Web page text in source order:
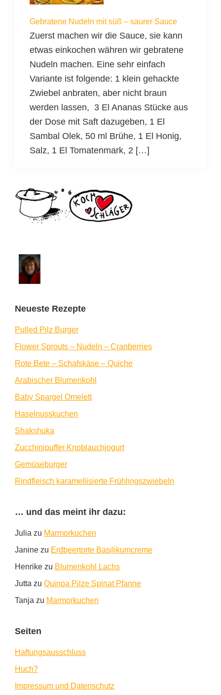
Gebratene Nudeln mit süß – saurer Sauce
Zuerst machen wir die Sauce, sie kann
etwas einkochen währen wir gebratene
Nudeln machen. Eine sehr einfach
Variante ist folgende: 1 klein gehackte
Zwiebel anbraten, aber nicht braun
werden lassen, 3 El Ananas Stücke aus
der Dose mit Saft dazugeben, 1 El
Sambal Olek, 50 ml Brühe, 1 El Honig,
Salz, 1 El Tomatenmark, 2 […]
Seitenspalte
Neueste Rezepte
Pulled Pilz Burger
Flower Sprouts – Nudeln – Cranberries
Rote Bete – Schafskäse – Quiche
Arabischer Blumenkohl
Baby Spargel Omelett
Haselnusskuchen
Shakshuka
Zucchinipuffer Knoblauchjogurt
Gemüseburger
Rindfleisch karamellisierte Frühlingszwiebeln
… und das meint ihr dazu:
Julia zu Marmorkuchen
Janine zu Erdbeertorte Basilikumcreme
Henrike zu Blumenkohl Lachs
Jutta zu Quinoa Pilze Spinat Pfanne
Tanja zu Marmorkuchen
Seiten
Haftungsausschluss
Huch?
Impressum und Datenschutz